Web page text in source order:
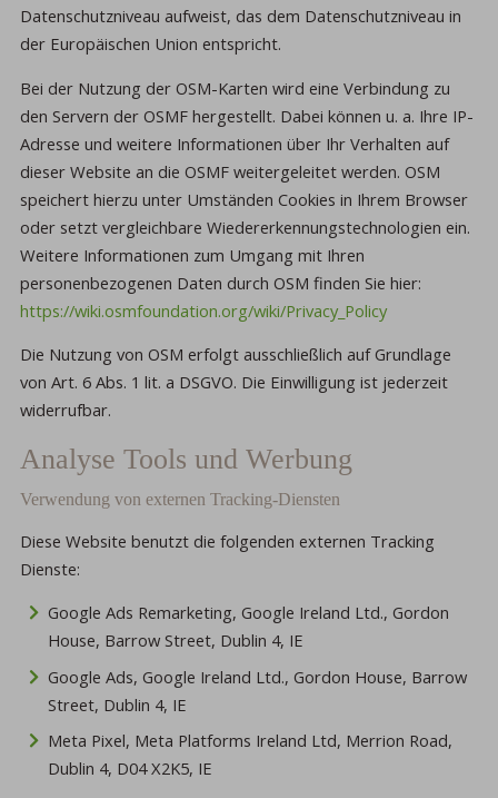
Datenschutzniveau aufweist, das dem Datenschutzniveau in
der Europäischen Union entspricht.
Bei der Nutzung der OSM-Karten wird eine Verbindung zu
den Servern der OSMF hergestellt. Dabei können u. a. Ihre IP-
Adresse und weitere Informationen über Ihr Verhalten auf
dieser Website an die OSMF weitergeleitet werden. OSM
speichert hierzu unter Umständen Cookies in Ihrem Browser
oder setzt vergleichbare Wiedererkennungstechnologien ein.
Weitere Informationen zum Umgang mit Ihren
personenbezogenen Daten durch OSM finden Sie hier:
https://wiki.osmfoundation.org/wiki/Privacy_Policy
Die Nutzung von OSM erfolgt ausschließlich auf Grundlage
von Art. 6 Abs. 1 lit. a DSGVO. Die Einwilligung ist jederzeit
widerrufbar.
Analyse Tools und Werbung
Verwendung von externen Tracking-Diensten
Diese Website benutzt die folgenden externen Tracking
Dienste:
Google Ads Remarketing, Google Ireland Ltd., Gordon
House, Barrow Street, Dublin 4, IE
Google Ads, Google Ireland Ltd., Gordon House, Barrow
Street, Dublin 4, IE
Meta Pixel, Meta Platforms Ireland Ltd, Merrion Road,
Dublin 4, D04 X2K5, IE